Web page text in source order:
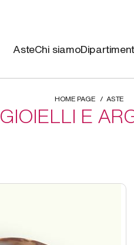
AsteChi siamo
HOME PAGE ASTE
GIOIELLI E